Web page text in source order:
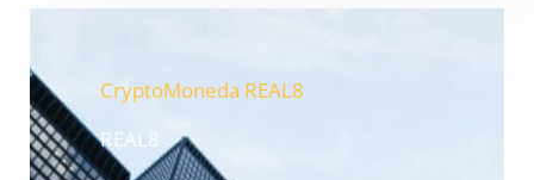
CryptoMoneda REAL8
REAL8